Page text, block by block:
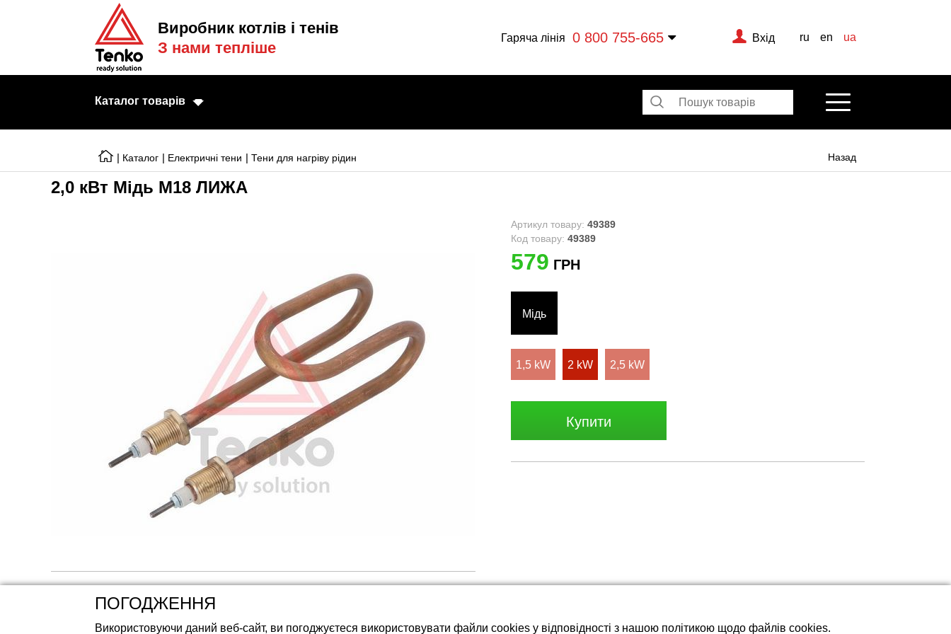
Виробник котлів і тенів
З нами тепліше
Гаряча лінія 0 800 755-665 Вхід ru en ua
Каталог товарів
Електричні котли
Тепловентилятори
Готові рішення
Акумуляторні батареї LiFePO4
Назад
| Каталог | Електричні тени | Тени для нагріву рідин
2,0 кВт Мідь М18 ЛИЖА
Артикул товару: 49389
Код товару: 49389
579 ГРН
Мідь
1,5 kW 2 kW 2,5 kW
Купити
ПОГОДЖЕННЯ
Використовуючи даний веб-сайт, ви погоджуєтеся використовувати файли cookies у відповідності з нашою політикою щодо файлів cookies.